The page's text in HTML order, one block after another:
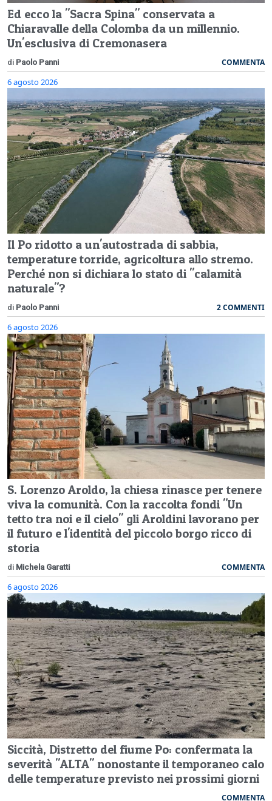
Ed ecco la "Sacra Spina" conservata a
Chiaravalle della Colomba da un millennio.
Un'esclusiva di Cremonasera
di Paolo Panni COMMENTA
6 agosto 2026
Il Po ridotto a un'autostrada di sabbia,
temperature torride, agricoltura allo stremo.
Perché non si dichiara lo stato di "calamità
naturale"?
di Paolo Panni 2 COMMENTI
6 agosto 2026
S. Lorenzo Aroldo, la chiesa rinasce per tenere
viva la comunità. Con la raccolta fondi "Un
tetto tra noi e il cielo" gli Aroldini lavorano per
il futuro e l'identità del piccolo borgo ricco di
storia
di Michela Garatti COMMENTA
6 agosto 2026
Siccità, Distretto del fiume Po: confermata la
severità "ALTA" nonostante il temporaneo calo
delle temperature previsto nei prossimi giorni
COMMENTA